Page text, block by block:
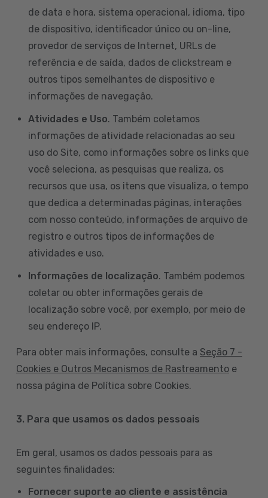
de data e hora, sistema operacional, idioma, tipo
de dispositivo, identificador único ou on-line,
provedor de serviços de Internet, URLs de
referência e de saída, dados de clickstream e
outros tipos semelhantes de dispositivo e
informações de navegação.
Atividades e Uso. Também coletamos
informações de atividade relacionadas ao seu
uso do Site, como informações sobre os links que
você seleciona, as pesquisas que realiza, os
recursos que usa, os itens que visualiza, o tempo
que dedica a determinadas páginas, interações
com nosso conteúdo, informações de arquivo de
registro e outros tipos de informações de
atividades e uso.
Informações de localização. Também podemos
coletar ou obter informações gerais de
localização sobre você, por exemplo, por meio de
seu endereço IP.
Para obter mais informações, consulte a Seção 7 -
Cookies e Outros Mecanismos de Rastreamento e
nossa página de Política sobre Cookies.
3. Para que usamos os dados pessoais
Em geral, usamos os dados pessoais para as
seguintes finalidades:
Fornecer suporte ao cliente e assistência